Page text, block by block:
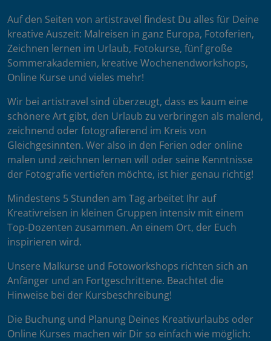
Auf den Seiten von artistravel findest Du alles für Deine
kreative Auszeit: Malreisen in ganz Europa, Fotoferien,
Zeichnen lernen im Urlaub, Fotokurse, fünf große
Sommerakademien, kreative Wochenendworkshops,
Online Kurse und vieles mehr!
Wir bei artistravel sind überzeugt, dass es kaum eine
schönere Art gibt, den Urlaub zu verbringen als malend,
zeichnend oder fotografierend im Kreis von
Gleichgesinnten. Wer also in den Ferien oder online
malen und zeichnen lernen will oder seine Kenntnisse
der Fotografie vertiefen möchte, ist hier genau richtig!
Mindestens 5 Stunden am Tag arbeitet Ihr auf
Kreativreisen in kleinen Gruppen intensiv mit einem
Top-Dozenten zusammen. An einem Ort, der Euch
inspirieren wird.
Unsere Malkurse und Fotoworkshops richten sich an
Anfänger und an Fortgeschrittene. Beachtet die
Hinweise bei der Kursbeschreibung!
Die Buchung und Planung Deines Kreativurlaubs oder
Online Kurses machen wir Dir so einfach wie möglich: